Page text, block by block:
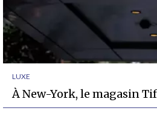
LUXE
À New-York, le magasin